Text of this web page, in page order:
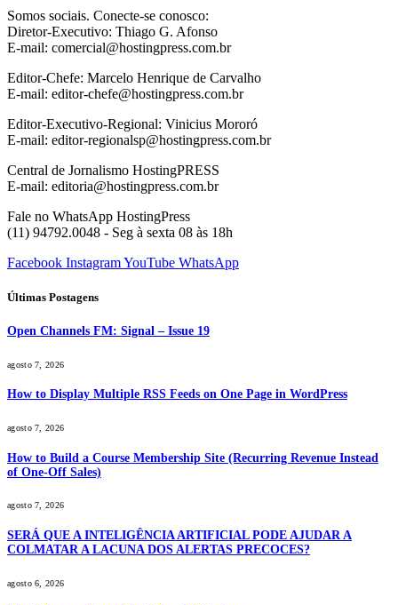
Somos sociais. Conecte-se conosco:
Diretor-Executivo: Thiago G. Afonso
E-mail: comercial@hostingpress.com.br
Editor-Chefe: Marcelo Henrique de Carvalho
E-mail: editor-chefe@hostingpress.com.br
Editor-Executivo-Regional: Vinicius Mororó
E-mail: editor-regionalsp@hostingpress.com.br
Central de Jornalismo HostingPRESS
E-mail: editoria@hostingpress.com.br
Fale no WhatsApp HostingPress
(11) 94792.0048 - Seg à sexta 08 às 18h
Facebook InstagramYouTube WhatsApp
Últimas Postagens
Open Channels FM: Signal – Issue 19
agosto 7, 2026
How to Display Multiple RSS Feeds on One Page in WordPress
agosto 7, 2026
How to Build a Course Membership Site (Recurring Revenue Instead
of One-Off Sales)
agosto 7, 2026
SERÁ QUE A INTELIGÊNCIA ARTIFICIAL PODE AJUDAR A
COLMATAR A LACUNA DOS ALERTAS PRECOCES?
agosto 6, 2026